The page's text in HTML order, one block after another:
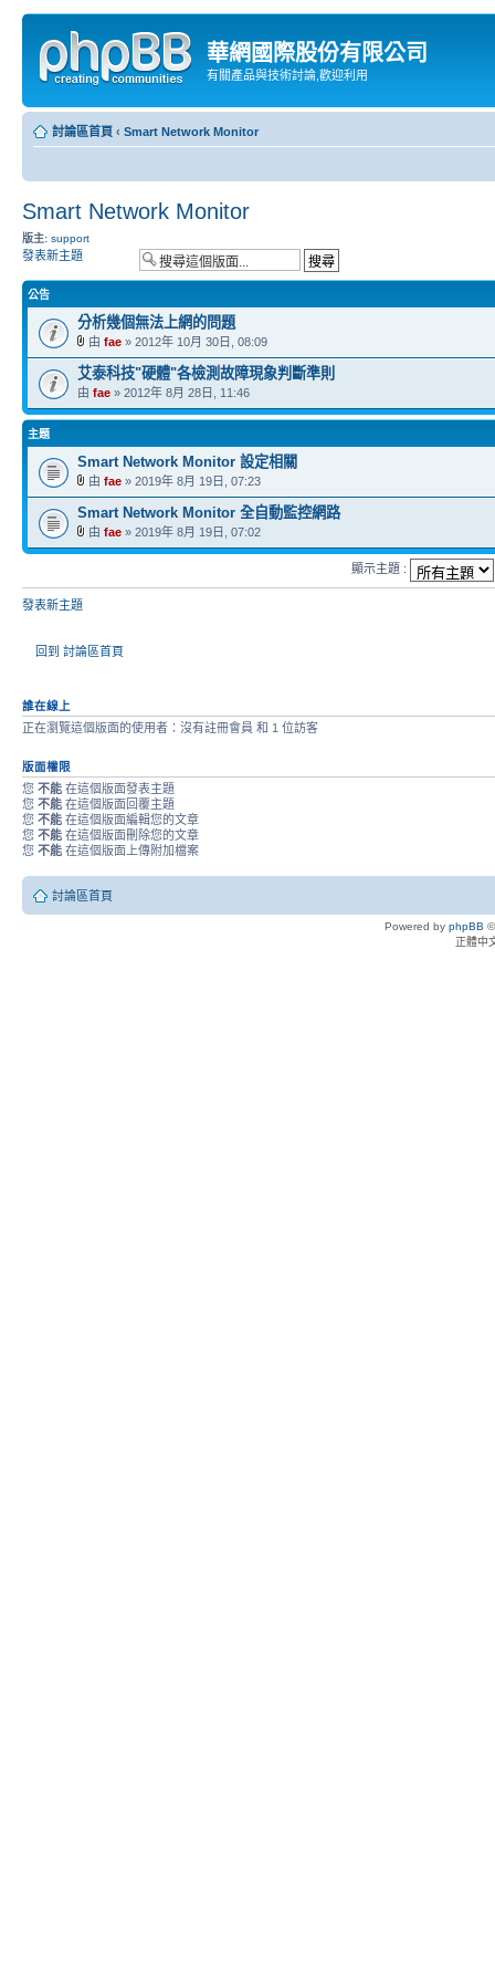
華網國際股份有限公司
有關產品與技術討論,歡迎利用
討論區首頁 ‹ Smart Network Monitor
Smart Network Monitor
版主: support
發表新主題
公告
分析幾個無法上網的問題
由 fae » 2012年 10月 30日, 08:09
艾泰科技"硬體"各檢測故障現象判斷準則
由 fae » 2012年 8月 28日, 11:46
主題
Smart Network Monitor 設定相關
由 fae » 2019年 8月 19日, 07:23
Smart Network Monitor 全自動監控網路
由 fae » 2019年 8月 19日, 07:02
顯示主題 :
發表新主題
回到 討論區首頁
誰在線上
正在瀏覽這個版面的使用者：沒有註冊會員 和 1 位訪客
版面權限
您 不能 在這個版面發表主題
您 不能 在這個版面回覆主題
您 不能 在這個版面編輯您的文章
您 不能 在這個版面刪除您的文章
您 不能 在這個版面上傳附加檔案
討論區首頁
Powered by phpBB
正體中